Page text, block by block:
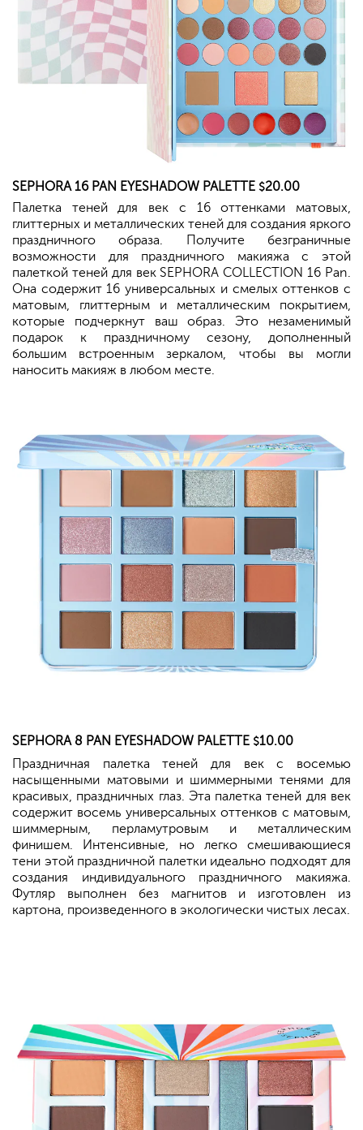
SEPHORA 16 PAN EYESHADOW PALETTE $20.00
Палетка теней для век с 16 оттенками матовых,
глиттерных и металлических теней для создания яркого
праздничного образа. Получите безграничные
возможности для праздничного макияжа с этой
палеткой теней для век SEPHORA COLLECTION 16 Pan.
Она содержит 16 универсальных и смелых оттенков с
матовым, глиттерным и металлическим покрытием,
которые подчеркнут ваш образ. Это незаменимый
подарок к праздничному сезону, дополненный
большим встроенным зеркалом, чтобы вы могли
наносить макияж в любом месте.
SEPHORA 8 PAN EYESHADOW PALETTE $10.00
Праздничная палетка теней для век с восемью
насыщенными матовыми и шиммерными тенями для
красивых, праздничных глаз. Эта палетка теней для век
содержит восемь универсальных оттенков с матовым,
шиммерным, перламутровым и металлическим
финишем. Интенсивные, но легко смешивающиеся
тени этой праздничной палетки идеально подходят для
создания индивидуального праздничного макияжа.
Футляр выполнен без магнитов и изготовлен из
картона, произведенного в экологически чистых лесах.